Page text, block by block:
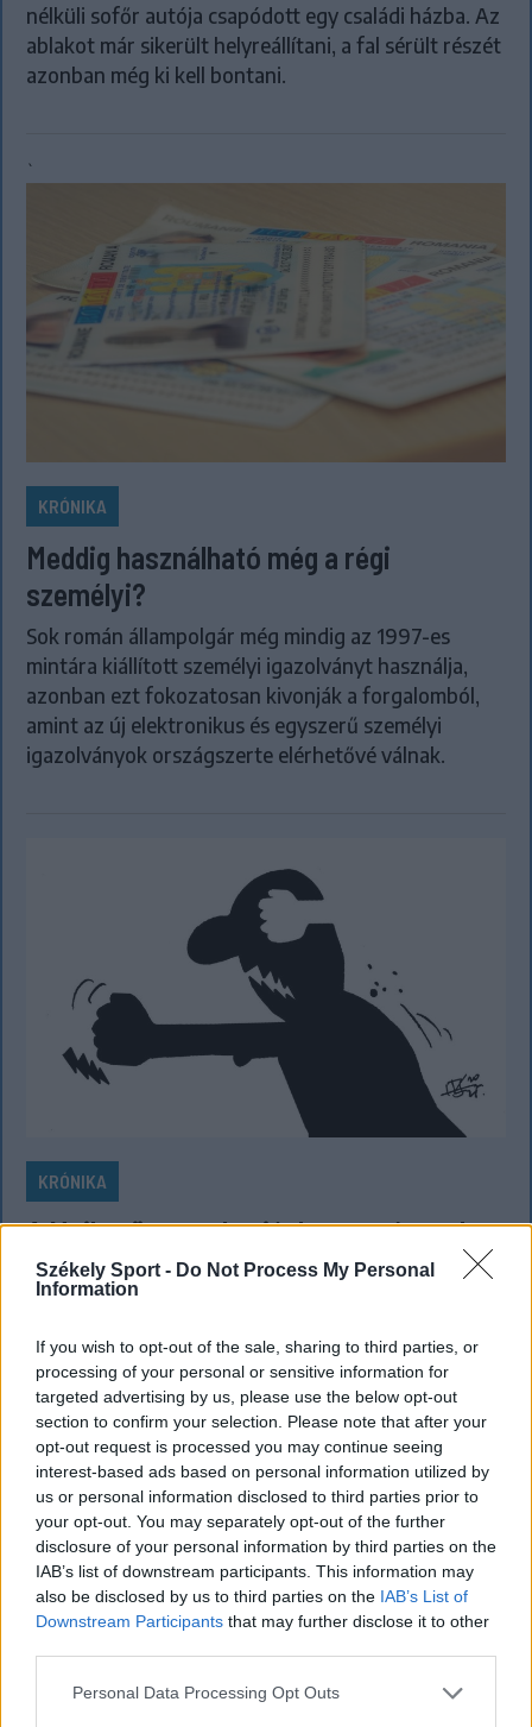
Székely Sport - Do Not Process My Personal
Information
If you wish to opt-out of the sale, sharing to third parties, or
processing of your personal or sensitive information for
targeted advertising by us, please use the below opt-out
section to confirm your selection. Please note that after your
opt-out request is processed you may continue seeing
interest-based ads based on personal information utilized by
us or personal information disclosed to third parties prior to
your opt-out. You may separately opt-out of the further
disclosure of your personal information by third parties on the
IAB’s list of downstream participants. This information may
also be disclosed by us to third parties on the IAB’s List of
Downstream Participants that may further disclose it to other
Personal Data Processing Opt Outs
nélküli sofőr autója csapódott egy családi házba. Az
ablakot már sikerült helyreállítani, a fal sérült részét
azonban még ki kell bontani.
`
KRÓNIKA
Meddig használható még a régi
személyi?
Sok román állampolgár még mindig az 1997-es
mintára kiállított személyi igazolványt használja,
azonban ezt fokozatosan kivonják a forgalomból,
amint az új elektronikus és egyszerű személyi
igazolványok országszerte elérhetővé válnak.
KRÓNIKA
A Majka-ügy csak a jéghegy csúcsa, be
kellene fejezni a magyar–magyar
acsarkodást
Életveszélyes fenyegetést kapott egy
magyarországi előadó, ezért lemondta székelyföldi
koncertjét. A botrány túlmutat Majkán, és a magyar
közélet nagyon aggasztó állapotairól árulkodik.